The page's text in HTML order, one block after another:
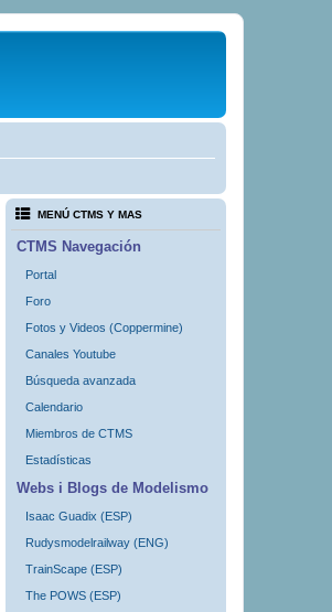
MENÚ CTMS Y MAS
CTMS Navegación
Portal
Foro
Fotos y Videos (Coppermine)
Canales Youtube
Búsqueda avanzada
Calendario
Miembros de CTMS
Estadísticas
Webs i Blogs de Modelismo
Isaac Guadix (ESP)
Rudysmodelrailway (ENG)
TrainScape (ESP)
The POWS (ESP)